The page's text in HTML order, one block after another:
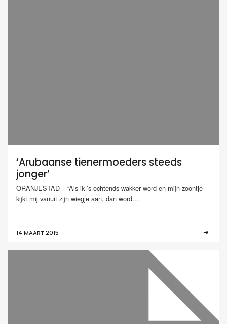
‘Arubaanse tienermoeders steeds
jonger’
ORANJESTAD – “Als ik ’s ochtends wakker word en mijn zoontje
kijkt mij vanuit zijn wiegje aan, dan word...
14 MAART 2015